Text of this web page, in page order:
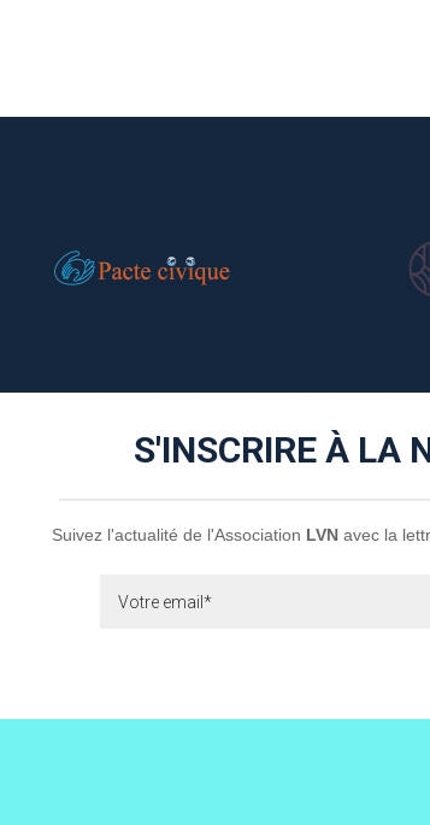
S'INSCRIRE À LA
Suivez l'actualité de l'Association LVN avec la